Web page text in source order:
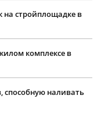
на стройплощадке в
комплексе в
способную наливать